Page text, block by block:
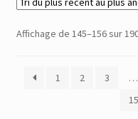
Affichage de 145–156 sur
1 2 3 …
15